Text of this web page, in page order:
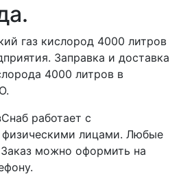
газ кислород 4000 литров
Заправка и доставка
4000 литров в
работает с
лицами. Любые
можно оформить на